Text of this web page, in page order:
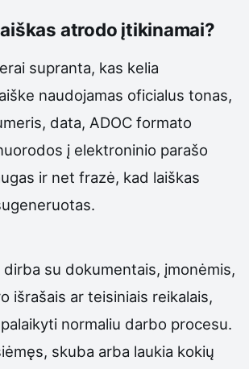
atrodo įtikinamai?
supranta, kas kelia
naudojamas oficialus tonas,
data, ADOC formato
į elektroninio parašo
ir net frazė, kad laiškas
su dokumentais, įmonėmis,
išrašais ar teisiniais reikalais,
normaliu darbo procesu.
skuba arba laukia kokių